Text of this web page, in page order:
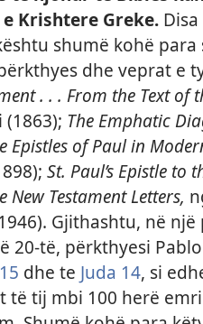
Krishtere Greke.Disa
shumë kohë para
dhe veprat e
. . . From the Text of
The Emphatic
Epistles of Paul in
St. Paul’s Epistle to
New Testament Letters,
Gjithashtu, në
20-të, përkthyesi
dhe te Juda 14, si
të tij mbi 100 herë